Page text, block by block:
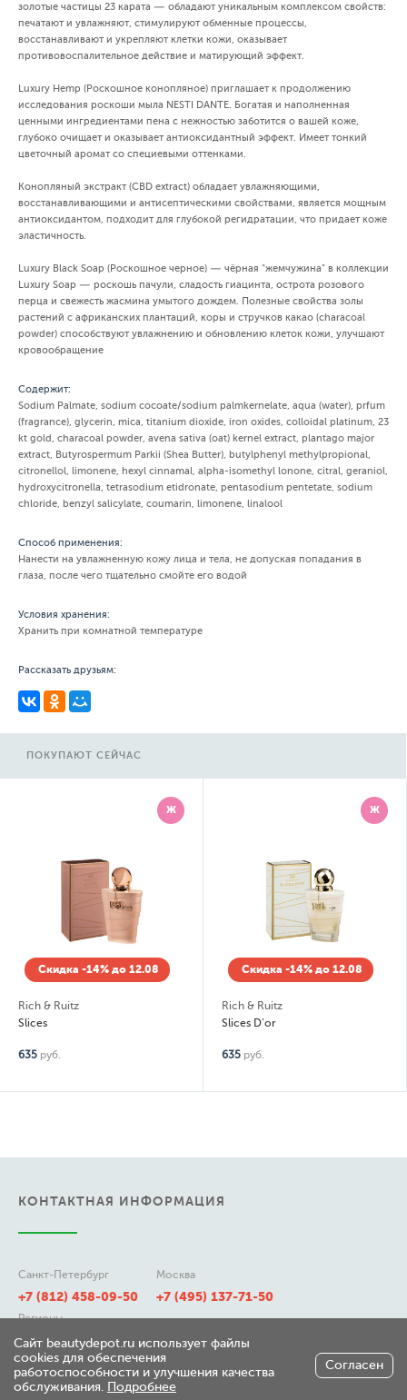
золотые частицы 23 карата — обладают уникальным комплексом свойств:
печатают и увлажняют, стимулируют обменные процессы,
восстанавливают и укрепляют клетки кожи, оказывает
противовоспалительное действие и матирующий эффект.
Luxury Hemp (Роскошное конопляное) приглашает к продолжению
исследования роскоши мыла NESTI DANTE. Богатая и наполненная
ценными ингредиентами пена с нежностью заботится о вашей коже,
глубоко очищает и оказывает антиоксидантный эффект. Имеет тонкий
цветочный аромат со специевыми оттенками.
Конопляный экстракт (CBD extract) обладает увлажняющими,
восстанавливающими и антисептическими свойствами, является мощным
антиоксидантом, подходит для глубокой регидратации, что придает коже
эластичность.
Luxury Black Soap (Роскошное черное) — чёрная "жемчужина" в коллекции
Luxury Soap — роскошь пачули, сладость гиацинта, острота розового
перца и свежесть жасмина умытого дождем. Полезные свойства золы
растений с африканских плантаций, коры и стручков какао (characoal
powder) способствуют увлажнению и обновлению клеток кожи, улучшают
кровообращение
Содержит:
Sodium Palmate, sodium cocoate/sodium palmkernelate, aqua (water), prfum
(fragrance), glycerin, mica, titanium dioxide, iron oxides, colloidal platinum, 23
kt gold, characoal powder, avena sativa (oat) kernel extract, plantago major
extract, Butyrospermum Parkii (Shea Butter), butylphenyl methylpropional,
citronellol, limonene, hexyl cinnamal, alpha-isomethyl lonone, citral, geraniol,
hydroxycitronella, tetrasodium etidronate, pentasodium pentetate, sodium
chloride, benzyl salicylate, coumarin, limonene, linalool
Способ применения:
Нанести на увлажненную кожу лица и тела, не допуская попадания в
глаза, после чего тщательно смойте его водой
Условия хранения:
Хранить при комнатной температуре
Рассказать друзьям:
ПОКУПАЮТ СЕЙЧАС
Скидка -14% до 12.08
& Ruitz
руб.
Скидка -14% до 12.08
Rich & Ruitz
Slices D'or
руб.
КОНТАКТНАЯ ИНФОРМАЦИЯ
Санкт-Петербург
+7 (812) 458-09-50
Москва
+7 (495) 137-71-50
Регионы
8 (800) 511-21-50
197348, г. Санкт-Петербург,
Сайт beautydepot.ru использует файлы
cookies для обеспечения
работоспособности и улучшения качества
обслуживания. Подробнее
Согласен